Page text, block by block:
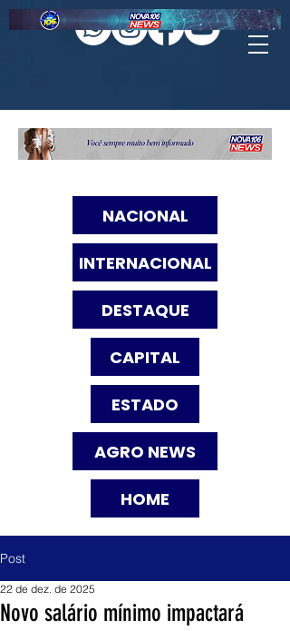
NACIONAL
INTERNACIONAL
DESTAQUE
CAPITAL
ESTADO
AGRO NEWS
HOME
Post
Novo salário mínimo impactará
22 de dez. de 2025